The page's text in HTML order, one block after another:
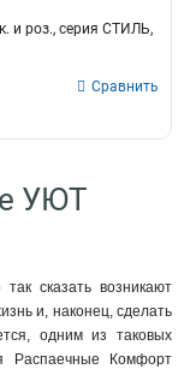
и роз., серия СТИЛЬ,
Сравнить
УЮТ
сказать возникают
и, наконец, сделать
одним из таковых
Распаечные Комфорт